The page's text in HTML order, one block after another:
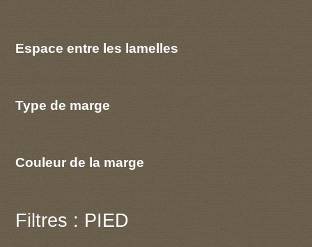
Espace entre les lamelles
Type de marge
Couleur de la marge
Filtres : PIED